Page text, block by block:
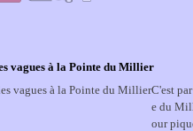
vagues à la Pointe du Millier
C'est
e du
our